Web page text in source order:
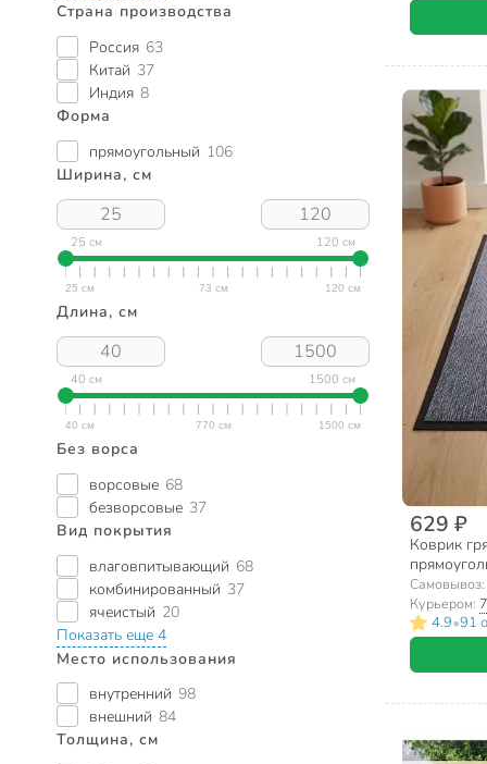
Страна производства
Россия 63
Китай 37
Индия 8
Форма
прямоугольный 106
Ширина, см
25 см 120 см
Длина, см
40 см 1500 см
Без ворса
ворсовые 68
безворсовые 37
Вид покрытия
влаговпитывающий 68
комбинированный 37
ячеистый 20
Показать еще 4
Место использования
внутренний 98
внешний 84
Толщина, см
629 ₽
Коврик
Самовывоз:
Курьером:
4.9•91